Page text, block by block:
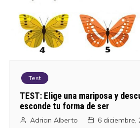
Test
TEST: Elige una mariposa y
esconde tu forma de ser
Adrian Alberto 6 diciembre,